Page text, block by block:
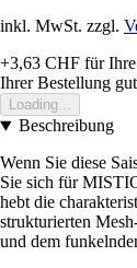
inkl. MwSt. zzgl.
+3,63 CHF für
Ihrer Bestellung
Loading...
Beschreibung
Wenn Sie diese
Sie sich für
hebt die
strukturierten
und dem